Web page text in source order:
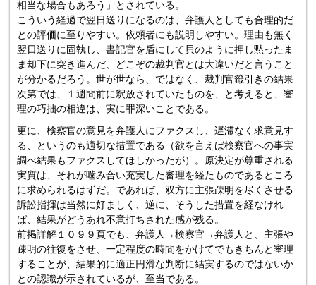
相当な場合もあろう」とされている。
こういう経過で翌日送りになるのは、弁護人としても合理的だ
との評価に至りやすい。依頼者にも説明しやすい。理由も無く
翌日送りに固執し、書記官を盾にして貝のように押し黙ったま
ま却下に突き進んだ、どこぞの裁判官とは大違いだと言うこと
が分かるだろう。世が世なら、ではなく、裁判官籤引きの結果
次第では、１週間前に釈放されていたものを、と考えると、審
理の巧拙の相違は、実に罪深いことである。
更に、検察官の意見を弁護人にファクスし、遅滞なく求意見す
る、というのも適切な措置である（欲を言えば検察官への事実
調べ結果もファクスしてほしかったが）。原決定が尊重される
実質は、それが噛み合い充実した審理を経たものであるところ
に求められるはずだ。であれば、双方に主張疎明を尽くさせる
訴訟指揮は当然に好ましく、逆に、そうした措置を経なけれ
ば、結果がどうあれ不意打ちされた感が残る。
前掲詳解１０９９頁でも、弁護人→検察官→弁護人と、主張や
疎明の往復をさせ、一定程度の時間をかけてでもきちんと審理
することが、結果的に適正円滑な判断に結実するのではないか
との認識が示されているが、至当である。